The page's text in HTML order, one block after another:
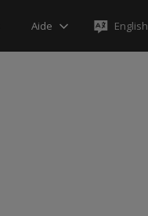
Aide English